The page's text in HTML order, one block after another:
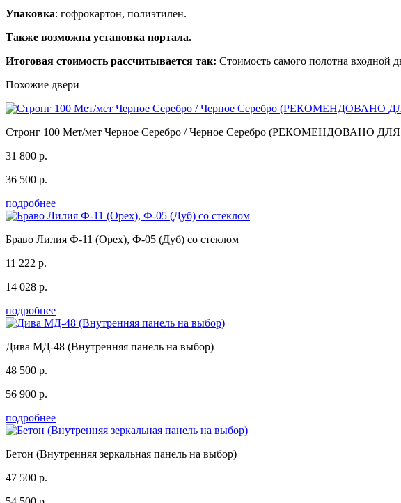
Упаковка: гофрокартон, полиэтилен.
Также возможна установка портала.
Итоговая стоимость рассчитывается так: Стоимость самого полотна входной
Похожие двери
Стронг 100 Мет/мет Черное Серебро / Черное Серебро (РЕКОМЕНДОВАНО
31 800 р.
36 500 р.
подробнее
Браво Лилия Ф-11 (Орех), Ф-05 (Дуб) со стеклом
11 222 р.
14 028 р.
подробнее
Дива МД-48 (Внутренняя панель на выбор)
48 500 р.
56 900 р.
подробнее
Бетон (Внутренняя зеркальная панель на выбор)
47 500 р.